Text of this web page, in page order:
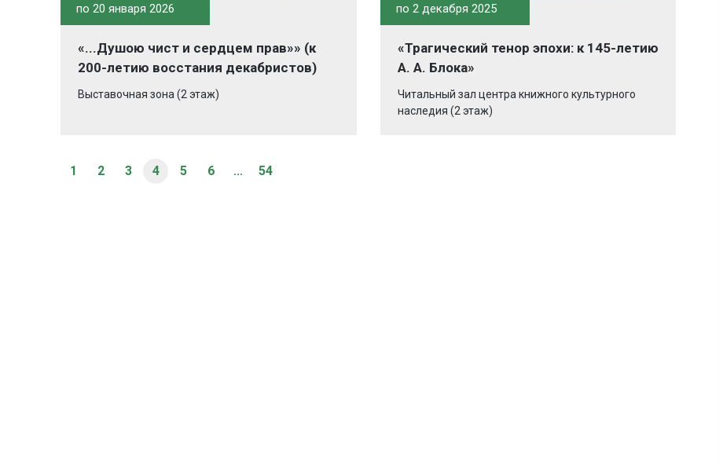
по 20 января 2026
«...Душою чист и сердцем прав»» (к
200-летию восстания декабристов)
Выставочная зона (2 этаж)
по 2 декабря 2025
«Трагический тенор эпохи: к 145-летию
А. А. Блока»
Читальный зал центра книжного культурного
наследия (2 этаж)
1 2 3 4 5 6 ... 54